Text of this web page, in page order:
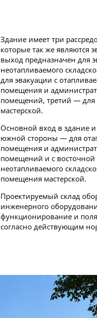
Здание имеет три
которые так же являются
выход предназначен для
неотапливаемого
для эвакуации с
помещения и
помещений, третий — для
мастерской.
Основной вход в здание и
южной стороны — для
помещения и
помещений и с
неотапливаемого
помещения мастерской.
Проектируемый склад
инженерного
функционирование и
согласно действующим